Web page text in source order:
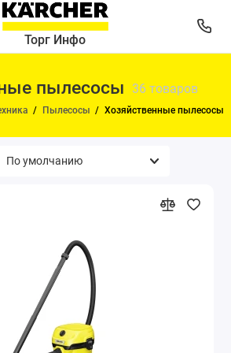
Торг Инфо
пылесосы 36 товаров
Пылесосы Хозяйственные пылесосы
давления
машины